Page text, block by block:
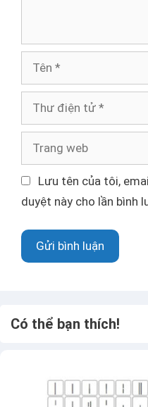
i
ệ
t
ử
a
n
w
e
Lưu tên của tôi,
duyệt này cho lần bình
Có thể bạn thích!